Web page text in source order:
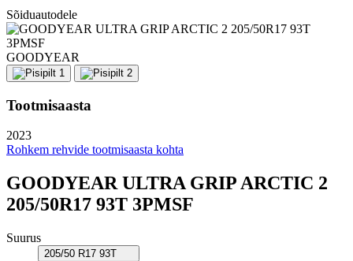
Sõiduautodele
GOODYEAR
Tootmisaasta
2023
Rohkem rehvide tootmisaasta kohta
GOODYEAR ULTRA GRIP ARCTIC 2
205/50R17 93T 3PMSF
Suurus
205/50 R17 93T